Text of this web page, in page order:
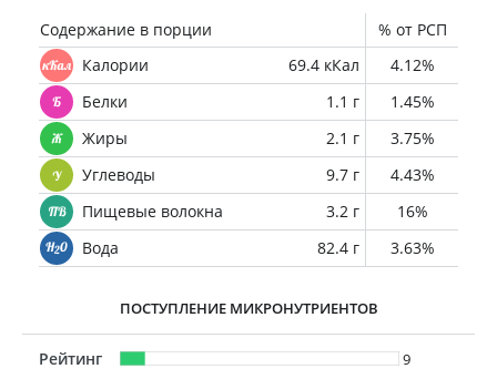
Содержание в порции
% от РСП
Калории
69.4 кКал
4.12%
Белки
1.1 г
1.45%
Жиры
2.1 г
3.75%
Углеводы
9.7 г
4.43%
Пищевые волокна
3.2 г
16%
Вода
82.4 г 3.63%
ПОСТУПЛЕНИЕ МИКРОНУТРИЕНТОВ
Рейтинг
9